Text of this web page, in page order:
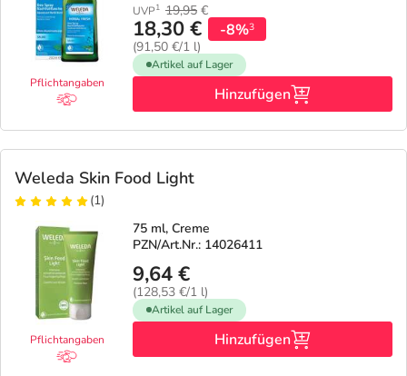
Pflichtangaben
UVP1 19,95 €
18,30 €
(91,50 €/1 l)
-8%3
Artikel auf Lager
Hinzufügen
Weleda Skin Food Light
(1)
Pflichtangaben
75 ml, Creme
PZN/Art.Nr.: 14026411
9,64 €
(128,53 €/1 l)
Artikel auf Lager
Hinzufügen